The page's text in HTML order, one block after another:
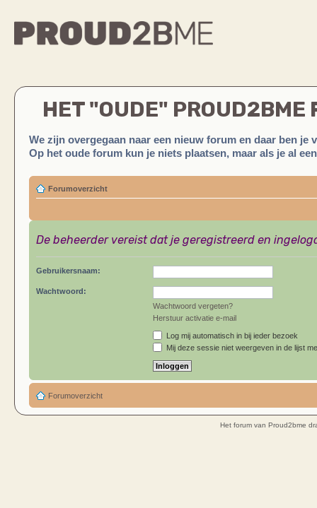
HET "OUDE" PROUD2BME
We zijn overgegaan naar een nieuw forum en daar ben je
Op het oude forum kun je niets plaatsen, maar als je al
Forumoverzicht
De beheerder vereist dat je geregistreerd en
Gebruikersnaam:
Wachtwoord:
Wachtwoord vergeten?
Herstuur activatie e-mail
Log mij automatisch in bij ieder bezoek
Mij deze sessie niet weergeven in de lijst
Forumoverzicht
Het forum van Proud2bme